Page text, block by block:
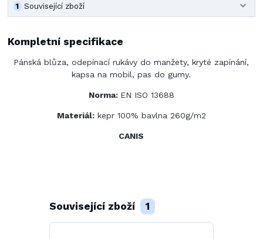
Související zboží
1
Kompletní specifikace
Pánská blůza, odepínací rukávy do manžety, kryté zapínání,
kapsa na mobil, pas do gumy.
Norma: EN ISO 13688
Materiál:kepr 100% bavlna 260g/m2
CANIS
Související zboží 1